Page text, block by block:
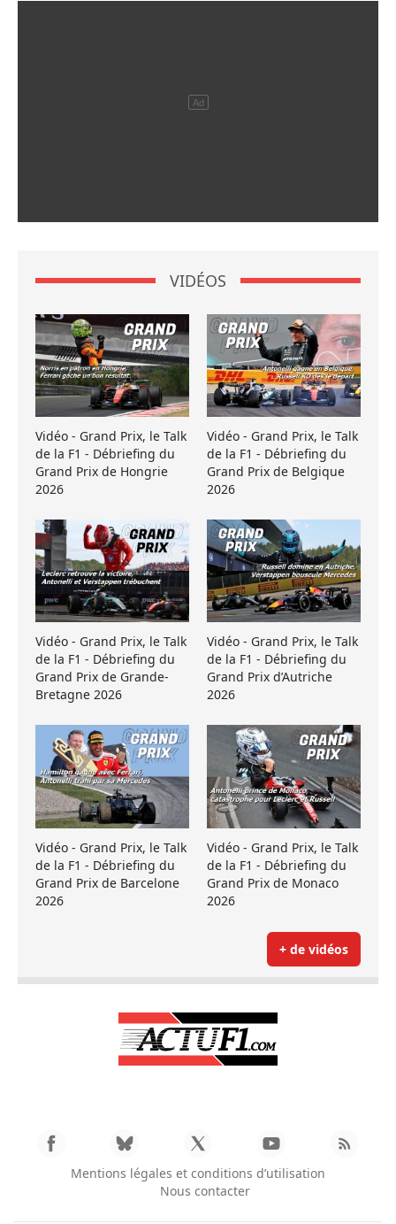
VIDÉOS
Vidéo - Grand Prix, le Talk
de la F1 - Débriefing du
Grand Prix de Hongrie
2026
Vidéo - Grand Prix, le Talk
de la F1 - Débriefing du
Grand Prix de Belgique
2026
Vidéo - Grand Prix, le Talk
de la F1 - Débriefing du
Grand Prix de Grande-
Bretagne 2026
Vidéo - Grand Prix, le Talk
de la F1 - Débriefing du
Grand Prix d’Autriche
2026
Vidéo - Grand Prix, le Talk
de la F1 - Débriefing du
Grand Prix de Barcelone
2026
Vidéo - Grand Prix, le Talk
de la F1 - Débriefing du
Grand Prix de Monaco
2026
+ de vidéos
Mentions légales et conditions d’utilisation
Nous contacter